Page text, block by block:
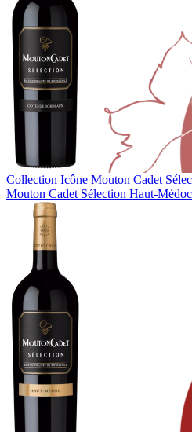
Collection Icône Mouton Cadet
Mouton Cadet Sélection Haut-Médoc